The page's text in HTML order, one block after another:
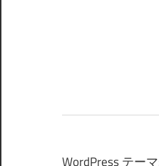
WordPress テー